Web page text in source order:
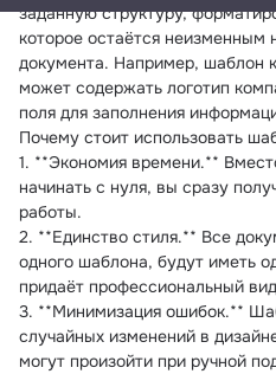
заданную структуру,
которое остаётся неизменным
документа. Например, шаблон
может содержать логотип
поля для заполнения
Почему стоит использовать
1. **Экономия времени.**
начинать с нуля, вы сразу
работы.
2. **Единство стиля.** Все
одного шаблона, будут иметь
придаёт профессиональный
3. **Минимизация ошибок.**
случайных изменений в
могут произойти при ручной